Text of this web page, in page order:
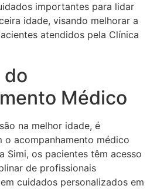
importantes para lidar
idade, visando melhorar a
atendidos pela Clínica
do
Médico
na melhor idade, é
acompanhamento médico
Simi, os pacientes têm acesso
de profissionais
cuidados personalizados em